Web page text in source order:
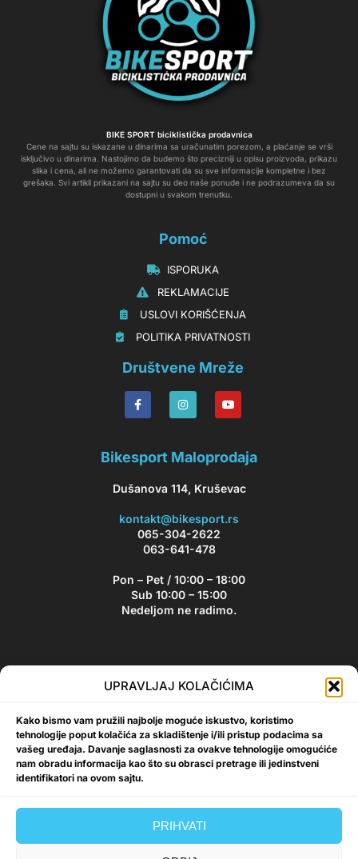
UPRAVLJAJ KOLAČIĆIMA
Kako bismo vam pružili najbolje moguće iskustvo, koristimo
tehnologije poput kolačića za skladištenje i/ili pristup podacima sa
vašeg uređaja. Davanje saglasnosti za ovakve tehnologije omogućiće
nam obradu informacija kao što su obrasci pretrage ili jedinstveni
identifikatori na ovom sajtu.
PRIHVATI
BIKE SPORT biciklistička prodavnica
Cene na sajtu su iskazane u dinarima sa uračunatim porezom, a plaćanje se vrši
isključivo u dinarima. Nastojimo da budemo što precizniji u opisu proizvoda, prikazu
slika i cena, ali ne možemo garantovati da su sve informacije kompletne i bez
grešaka. Svi artikli prikazani na sajtu su deo naše ponude i ne podrazumeva da su
dostupni u svakom trenutku.
Pomoć
‏‏‎‏‏‎ ‎ISPORUKA
‏‏‏‏‎ ‎‎‎‎‎‎REKLAMACIJE‎‎‎
‏‏‎‏‏‎ ‎‎USLOVI KORIŠĆENJA
‏‏‏‎ ‎‎POLITIKA PRIVATNOSTI
Društvene Mreže
Bikesport Maloprodaja
Dušanova 114, Kruševac
kontakt@bikesport.rs
065-304-2622
063-641-478
Pon – Pet / 10:00 – 18:00
Sub 10:00 – 15:00
Nedeljom ne radimo.
Bikesport Newsletter
akcijama i popustima!
Prijavi se